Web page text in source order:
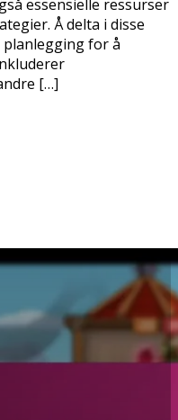
essensielle ressurser
Å delta i disse
for å
[…]